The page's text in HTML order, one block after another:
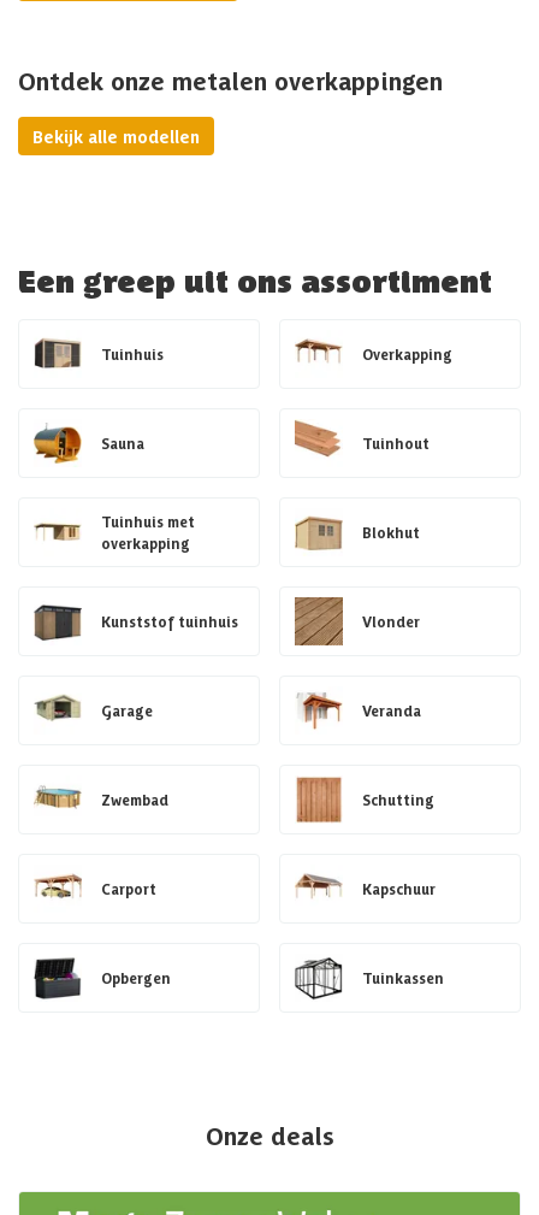
Ontdek onze metalen overkappingen
Bekijk alle modellen
Een greep uit ons assortiment
Tuinhuis Overkapping
Sauna Tuinhout
Tuinhuis met
overkapping
Blokhut
Kunststof tuinhuis Vlonder
Garage Veranda
Zwembad Schutting
Carport Kapschuur
Opbergen Tuinkassen
Onze deals